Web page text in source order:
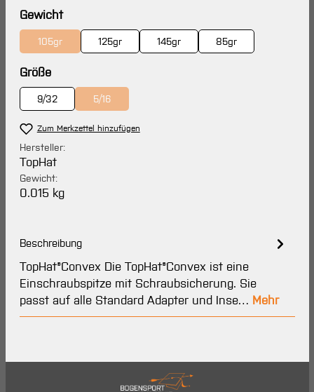
Gewichtauswählen
105gr
(Diese Option ist zurzeit nicht verfügbar.)
125gr 145gr 85gr
Größeauswählen
9/32 5/16
(Diese Option ist zurzeit nicht verfügbar.)
Zum Merkzettel hinzufügen
Hersteller:
TopHat
Gewicht:
0.015 kg
Beschreibung
TopHat®Convex Die TopHat®Convex ist eine
Einschraubspitze mit Schraubsicherung. Sie
passt auf alle Standard Adapter und Inse… Mehr